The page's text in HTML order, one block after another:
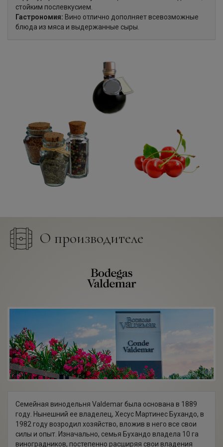
стойким послевкусием.
Гастрономия: Вино отлично дополняет всевозможные
блюда из мяса и выдержанные сыры.
О производителе
Семейная винодельня Valdemar была основана в 1889
году. Нынешний ее владелец, Хесус Мартинес Бухандо, в
1982 году возродил хозяйство, вложив в него все свои
силы и опыт. Изначально, семья Бухандо владела 10 га
виноградников, постепенно расширяя свои владения